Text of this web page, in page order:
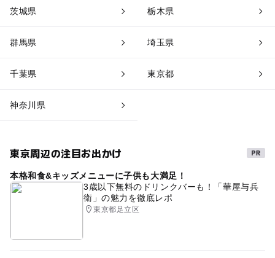
茨城県 栃木県
群馬県 埼玉県
千葉県 東京都
神奈川県
東京周辺の注目お出かけ
本格和食&キッズメニューに子供も大満足！
3歳以下無料のドリンクバーも！「華屋与兵
衛」の魅力を徹底レポ
東京都足立区